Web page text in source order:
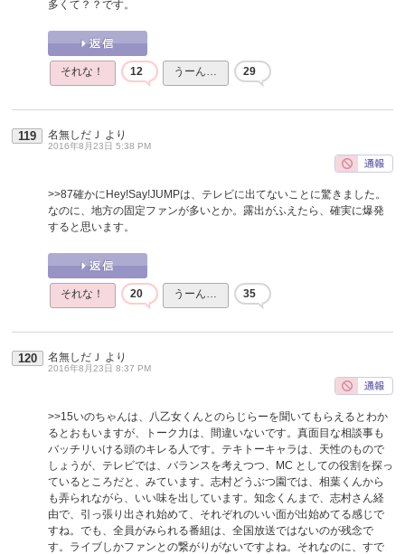
多くて？？です。
それな！ 12 うーん… 29
119 名無しだＪ より
2016年8月23日 5:38 PM
>>87確かにHey!Say!JUMPは、テレビに出てないことに驚きました。
なのに、地方の固定ファンが多いとか。露出がふえたら、確実に爆発
すると思います。
それな！ 20 うーん… 35
120 名無しだＪ より
2016年8月23日 8:37 PM
>>15いのちゃんは、八乙女くんとのらじらーを聞いてもらえるとわか
るとおもいますが、トーク力は、間違いないです。真面目な相談事も
バッチリいける頭のキレる人です。テキトーキャラは、天性のもので
しょうが、テレビでは、バランスを考えつつ、MC としての役割を探っ
ているところだと、みています。志村どうぶつ園では、相葉くんから
も弄られながら、いい味を出しています。知念くんまで、志村さん経
由で、引っ張り出され始めて、それぞれのいい面が出始めてる感じで
すね。でも、全員がみられる番組は、全国放送ではないのが残念で
す。ライブしかファンとの繋がりがないですよね。それなのに、すで